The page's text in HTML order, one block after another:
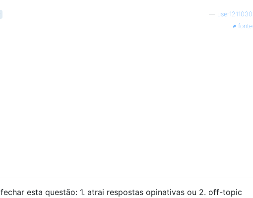
user1211030
fonte
esta questão: 1. atrai respostas opinativas ou 2. off-topic